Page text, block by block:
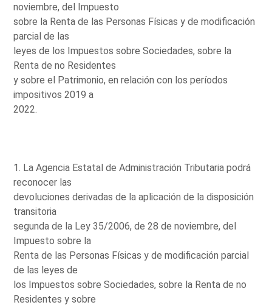
noviembre, del Impuesto
sobre la Renta de las Personas Físicas y de modificación
parcial de las
leyes de los Impuestos sobre Sociedades, sobre la
Renta de no Residentes
y sobre el Patrimonio, en relación con los períodos
impositivos 2019 a
2022.
1. La Agencia Estatal de Administración Tributaria podrá
reconocer las
devoluciones derivadas de la aplicación de la disposición
transitoria
segunda de la Ley 35/2006, de 28 de noviembre, del
Impuesto sobre la
Renta de las Personas Físicas y de modificación parcial
de las leyes de
los Impuestos sobre Sociedades, sobre la Renta de no
Residentes y sobre